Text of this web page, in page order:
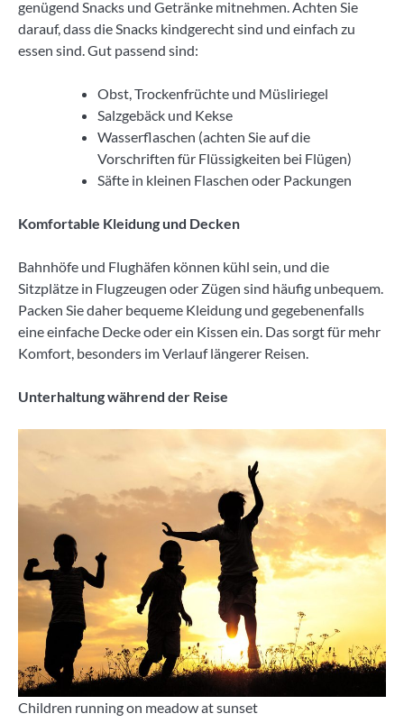
genügend Snacks und Getränke mitnehmen. Achten Sie
darauf, dass die Snacks kindgerecht sind und einfach zu
essen sind. Gut passend sind:
Obst, Trockenfrüchte und Müsliriegel
Salzgebäck und Kekse
Wasserflaschen (achten Sie auf die
Vorschriften für Flüssigkeiten bei Flügen)
Säfte in kleinen Flaschen oder Packungen
Komfortable Kleidung und Decken
Bahnhöfe und Flughäfen können kühl sein, und die
Sitzplätze in Flugzeugen oder Zügen sind häufig unbequem.
Packen Sie daher bequeme Kleidung und gegebenenfalls
eine einfache Decke oder ein Kissen ein. Das sorgt für mehr
Komfort, besonders im Verlauf längerer Reisen.
Unterhaltung während der Reise
Children running on meadow at sunset